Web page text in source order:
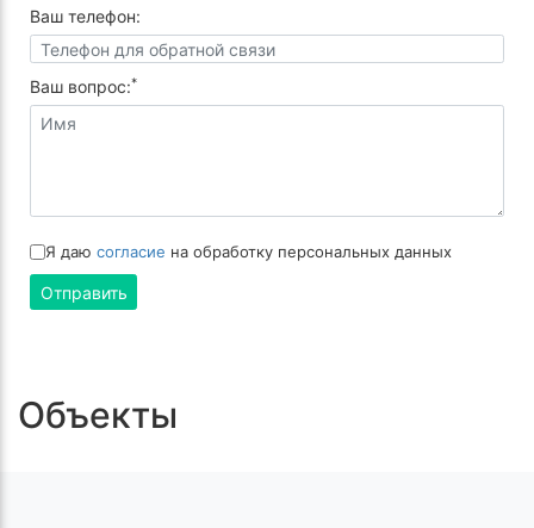
Ваш телефон:
Ваш вопрос:*
Я даю согласие на обработку персональных данных
Отправить
Объекты